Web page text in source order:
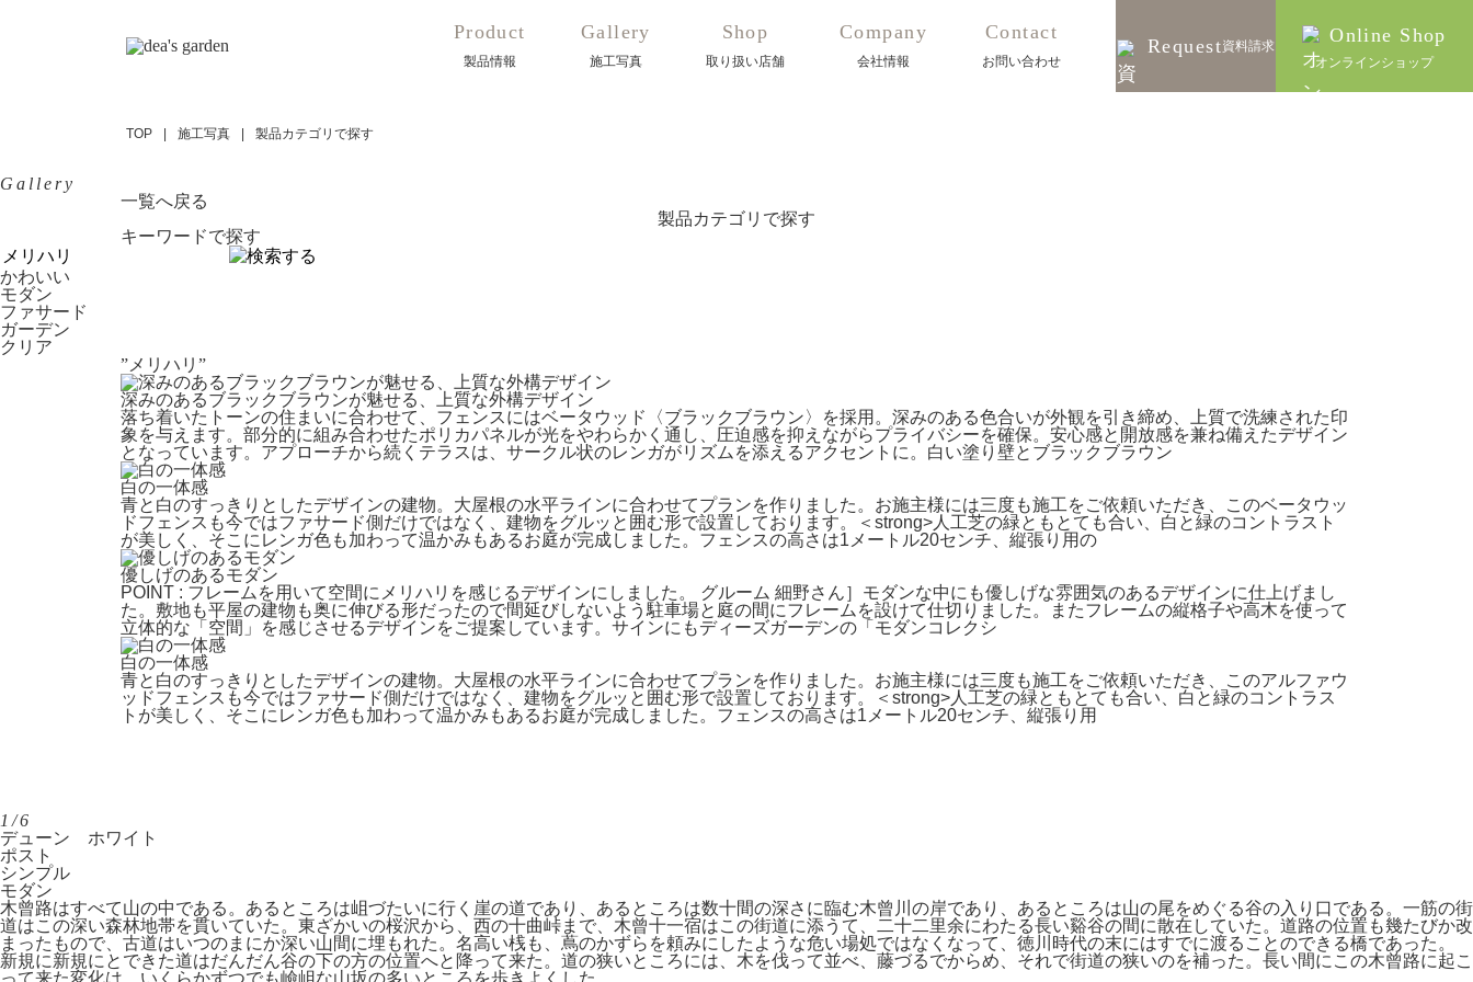
Product
製品情報
Gallery
施工写真
Shop
取り扱い店舗
Company
会社情報
Contact
お問い合わせ
Request資料請求 Online Shop
オンラインショップ
TOP 施工写真 製品カテゴリで探す
Gallery
一覧へ戻る
製品カテゴリで探す
キーワードで探す
かわいい
モダン
ファサード
ガーデン
クリア
”メリハリ”
深みのあるブラックブラウンが魅せる、上質な外構デザイン
落ち着いたトーンの住まいに合わせて、フェンスにはベータウッド〈ブラックブラウン〉を採用。深みのある色合いが外観を引き締め、上質で洗練された印
象を与えます。部分的に組み合わせたポリカパネルが光をやわらかく通し、圧迫感を抑えながらプライバシーを確保。安心感と開放感を兼ね備えたデザイン
となっています。アプローチから続くテラスは、サークル状のレンガがリズムを添えるアクセントに。白い塗り壁とブラックブラウン
白の一体感
青と白のすっきりとしたデザインの建物。大屋根の水平ラインに合わせてプランを作りました。お施主様には三度も施工をご依頼いただき、このベータウッ
ドフェンスも今ではファサード側だけではなく、建物をグルッと囲む形で設置しております。＜strong>人工芝の緑ともとても合い、白と緑のコントラスト
が美しく、そこにレンガ色も加わって温かみもあるお庭が完成しました。フェンスの高さは1メートル20センチ、縦張り用の
優しげのあるモダン
POINT : フレームを用いて空間にメリハリを感じるデザインにしました。 グルーム 細野さん］モダンな中にも優しげな雰囲気のあるデザインに仕上げまし
た。敷地も平屋の建物も奥に伸びる形だったので間延びしないよう駐車場と庭の間にフレームを設けて仕切りました。またフレームの縦格子や高木を使って
立体的な「空間」を感じさせるデザインをご提案しています。サインにもディーズガーデンの「モダンコレクシ
白の一体感
青と白のすっきりとしたデザインの建物。大屋根の水平ラインに合わせてプランを作りました。お施主様には三度も施工をご依頼いただき、このアルファウ
ッドフェンスも今ではファサード側だけではなく、建物をグルッと囲む形で設置しております。＜strong>人工芝の緑ともとても合い、白と緑のコントラス
トが美しく、そこにレンガ色も加わって温かみもあるお庭が完成しました。フェンスの高さは1メートル20センチ、縦張り用
1/6
デューン ホワイト
ポスト
シンプル
モダン
木曾路はすべて山の中である。あるところは岨づたいに行く崖の道であり、あるところは数十間の深さに臨む木曾川の岸であり、あるところは山の尾をめぐる谷の入り口である。一筋の街
道はこの深い森林地帯を貫いていた。東ざかいの桜沢から、西の十曲峠まで、木曾十一宿はこの街道に添うて、二十二里余にわたる長い谿谷の間に散在していた。道路の位置も幾たびか改
まったもので、古道はいつのまにか深い山間に埋もれた。名高い桟も、蔦のかずらを頼みにしたような危い場処ではなくなって、徳川時代の末にはすでに渡ることのできる橋であった。
新規に新規にとできた道はだんだん谷の下の方の位置へと降って来た。道の狭いところには、木を伐って並べ、藤づるでからめ、それで街道の狭いのを補った。長い間にこの木曾路に起こ
って来た変化は、いくらかずつでも嶮岨な山坂の多いところを歩きよくした。